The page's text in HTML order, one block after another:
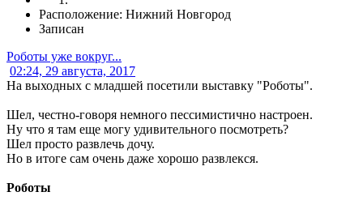
Расположение: Нижний Новгород
Записан
Роботы уже вокруг...
02:24, 29 августа, 2017
На выходных с младшей посетили выставку "Роботы".
Шел, честно-говоря немного пессимистично настроен.
Ну что я там еще могу удивительного посмотреть?
Шел просто развлечь дочу.
Но в итоге сам очень даже хорошо развлекся.
Роботы